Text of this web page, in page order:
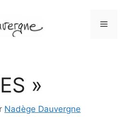
Menu
»
Nadège Dauvergne